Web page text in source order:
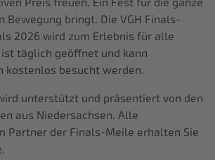
Preis freuen. Ein Fest für die ganze
Bewegung bringt. Die VGH Finals-
2026 wird zum Erlebnis für alle
ist täglich geöffnet und kann
kostenlos besucht werden.
unterstützt und präsentiert von den
aus Niedersachsen. Alle
Partner der Finals-Meile erhalten Sie
.